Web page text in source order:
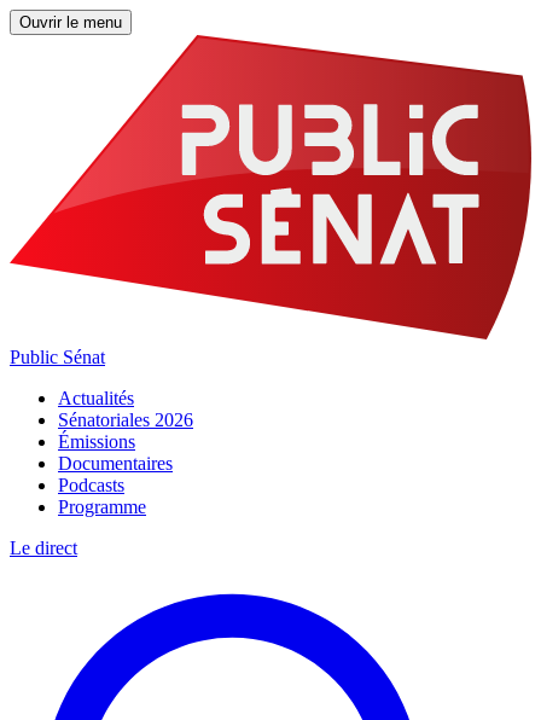
Ouvrir le menu
Public Sénat
Actualités
Sénatoriales 2026
Émissions
Documentaires
Podcasts
Programme
Le direct